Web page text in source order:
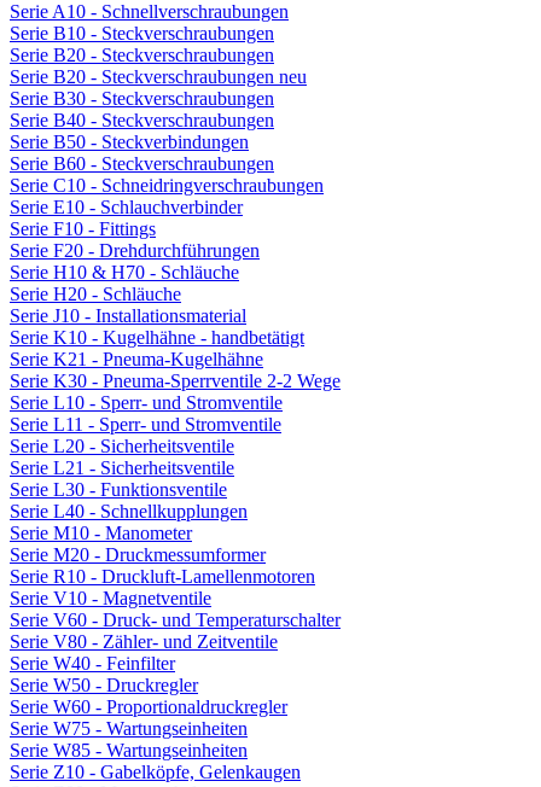
Serie A10 - Schnellverschraubungen
Serie B10 - Steckverschraubungen
Serie B20 - Steckverschraubungen
Serie B20 - Steckverschraubungen neu
Serie B30 - Steckverschraubungen
Serie B40 - Steckverschraubungen
Serie B50 - Steckverbindungen
Serie B60 - Steckverschraubungen
Serie C10 - Schneidringverschraubungen
Serie E10 - Schlauchverbinder
Serie F10 - Fittings
Serie F20 - Drehdurchführungen
Serie H10 & H70 - Schläuche
Serie H20 - Schläuche
Serie J10 - Installationsmaterial
Serie K10 - Kugelhähne - handbetätigt
Serie K21 - Pneuma-Kugelhähne
Serie K30 - Pneuma-Sperrventile 2-2 Wege
Serie L10 - Sperr- und Stromventile
Serie L11 - Sperr- und Stromventile
Serie L20 - Sicherheitsventile
Serie L21 - Sicherheitsventile
Serie L30 - Funktionsventile
Serie L40 - Schnellkupplungen
Serie M10 - Manometer
Serie M20 - Druckmessumformer
Serie R10 - Druckluft-Lamellenmotoren
Serie V10 - Magnetventile
Serie V60 - Druck- und Temperaturschalter
Serie V80 - Zähler- und Zeitventile
Serie W40 - Feinfilter
Serie W50 - Druckregler
Serie W60 - Proportionaldruckregler
Serie W75 - Wartungseinheiten
Serie W85 - Wartungseinheiten
Serie Z10 - Gabelköpfe, Gelenkaugen